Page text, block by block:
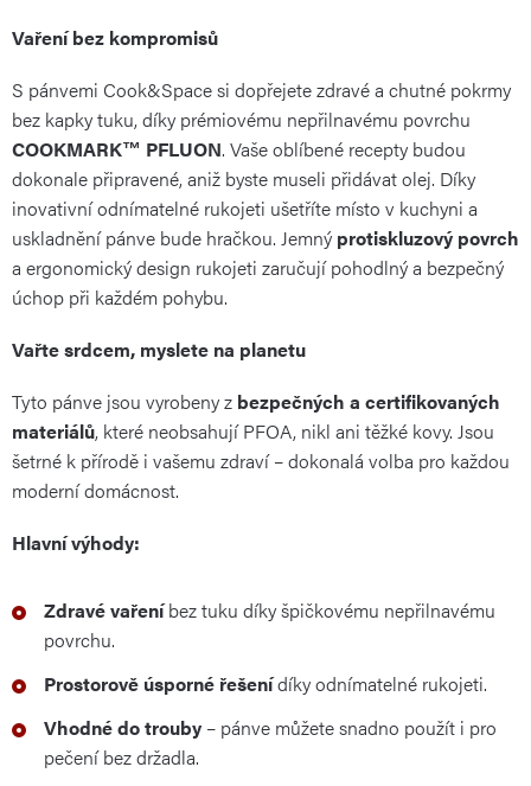
Vaření bez kompromisů
S pánvemi Cook&Space si dopřejete zdravé a chutné pokrmy
bez kapky tuku, díky prémiovému nepřilnavému povrchu
COOKMARK™ PFLUON. Vaše oblíbené recepty budou
dokonale připravené, aniž byste museli přidávat olej. Díky
inovativní odnímatelné rukojeti ušetříte místo v kuchyni a
uskladnění pánve bude hračkou. Jemný protiskluzový povrch
a ergonomický design rukojeti zaručují pohodlný a bezpečný
úchop při každém pohybu.
Vařte srdcem, myslete na planetu
Tyto pánve jsou vyrobeny z bezpečných a certifikovaných
materiálů, které neobsahují PFOA, nikl ani těžké kovy. Jsou
šetrné k přírodě i vašemu zdraví – dokonalá volba pro každou
moderní domácnost.
Hlavní výhody:
Zdravé vařeníbez tuku díky špičkovému nepřilnavému
povrchu.
Prostorově úsporné řešenídíky odnímatelné rukojeti.
Vhodné do trouby – pánve můžete snadno použít i pro
pečení bez držadla.